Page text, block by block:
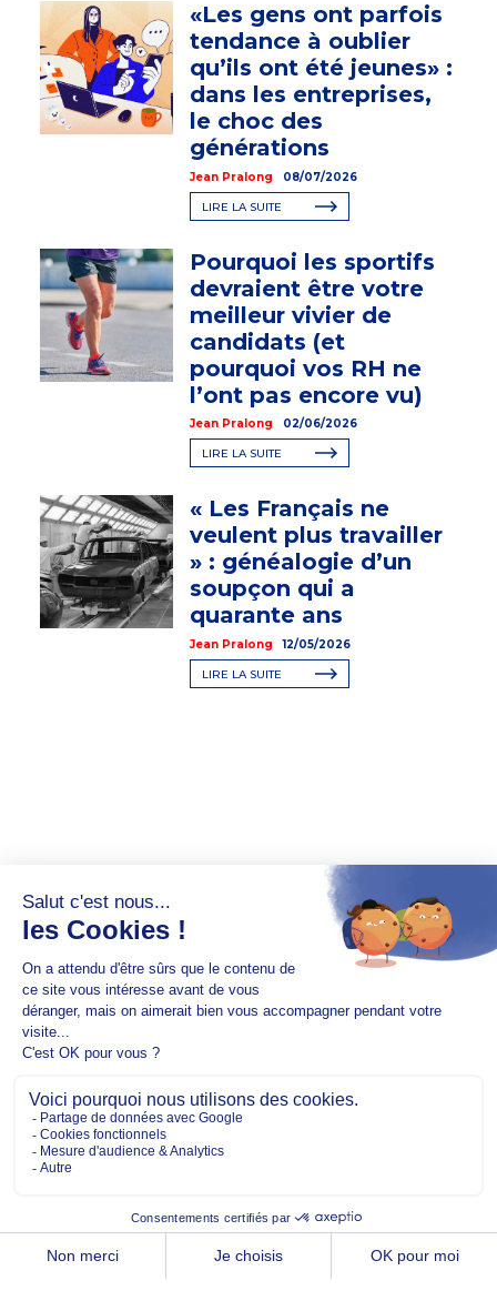
«Les gens ont parfois
tendance à oublier
qu’ils ont été jeunes» :
dans les entreprises,
le choc des
générations
Jean Pralong 08/07/2026
LIRE LA SUITE
Pourquoi les sportifs
devraient être votre
meilleur vivier de
candidats (et
pourquoi vos RH ne
l’ont pas encore vu)
Jean Pralong 02/06/2026
LIRE LA SUITE
« Les Français ne
veulent plus travailler
» : généalogie d’un
soupçon qui a
quarante ans
Jean Pralong 12/05/2026
LIRE LA SUITE
Copyright @2026 EM Normandie
À PROPOS
CONTACT
FACEBOOK
YOUTUBE
INSTAGRAM